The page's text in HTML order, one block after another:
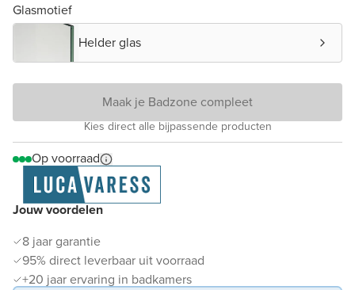
Jouw voordelen
8 jaar garantie
95% direct leverbaar uit voorraad
+20 jaar ervaring in badkamers
Glasmotief
Helder glas
Maak je Badzone compleet
Kies direct alle bijpassende producten
Op voorraad